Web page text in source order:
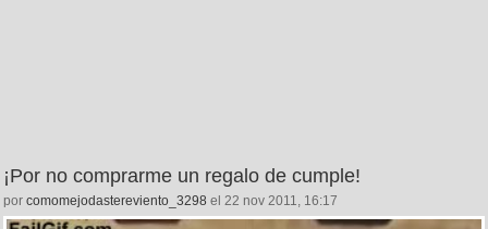
¡Por no comprarme un regalo de cumple!
por comomejodastereviento_3298 el 22 nov 2011, 16:17